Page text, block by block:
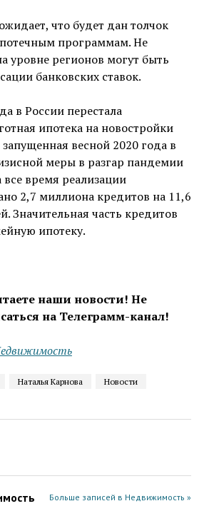
что будет дан толчок
программам. Не
уровне регионов могут быть
банковских ставок.
в России перестала
ипотека на новостройки
весной 2020 года в
меры в разгар пандемии
все время реализации
2,7 миллиона кредитов на 11,6
Значительная часть кредитов
ипотеку.
наши новости! Не
на Телеграмм-канал!
Наталья Карнова
Новости
Больше записей в Недвижимость »